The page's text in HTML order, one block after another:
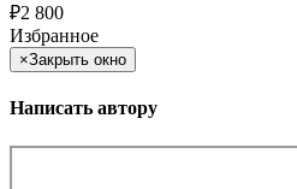
₽2 800
Избранное
×Закрыть окно
Написать автору